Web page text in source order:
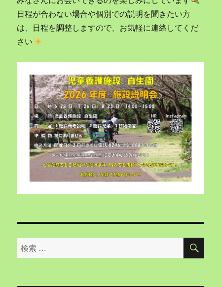
日程が合わない場合や個別での説明を聞きたい方
は、日程を調整しますので、お気軽に連絡してくだ
さい
検
索
検